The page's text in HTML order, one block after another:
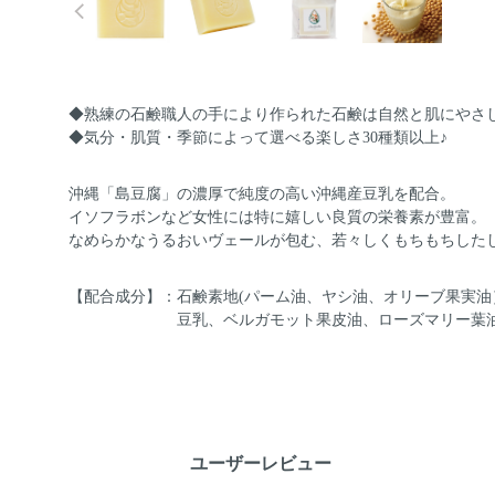
◆熟練の石鹸職人の手により作られた石鹸は自然と肌にやさ
◆気分・肌質・季節によって選べる楽しさ30種類以上♪
沖縄「島豆腐」の濃厚で純度の高い沖縄産豆乳を配合。
イソフラボンなど女性には特に嬉しい良質の栄養素が豊富。
なめらかなうるおいヴェールが包む、若々しくもちもちした
【配合成分】：石鹸素地(パーム油、ヤシ油、オリーブ果実
豆乳、ベルガモット果皮油、ローズマリー葉
ユーザーレビュー